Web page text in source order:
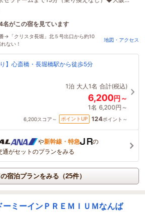
30分（乗り換えなし）◆ウェルカムドリンクサ
名がこの宿を見ています
25分前に予約されました
→「クリスタ長堀」北５号出口から約10
ない！
地図・アクセス
】心斎橋・長堀橋駅から徒歩5分
1泊 大人1名 合計(税込)
6,200円～
1名 6,200円～
6,200スコア～ ポイントUP 124ポイント～
や新幹線・特急
の
通がセットのプランをみる
宿泊プランをみる（25件）
ーミーインＰＲＥＭＩＵＭなんば